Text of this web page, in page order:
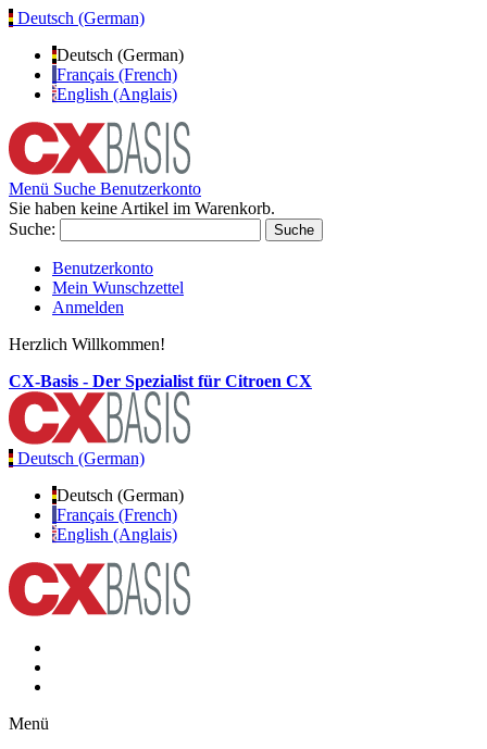
Deutsch (German)
Deutsch (German)
Français (French)
English (Anglais)
Menü Suche Benutzerkonto
Sie haben keine Artikel im Warenkorb.
Suche:
Suche
Benutzerkonto
Mein Wunschzettel
Anmelden
Herzlich Willkommen!
CX-Basis - Der Spezialist für Citroen CX
Deutsch (German)
Deutsch (German)
Français (French)
English (Anglais)
Menü